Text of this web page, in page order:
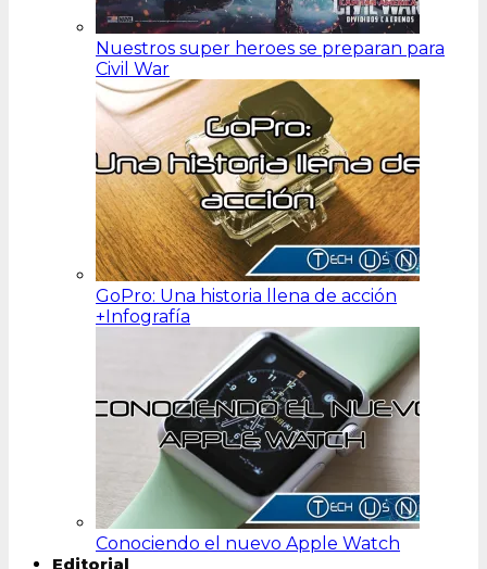
Nuestros super heroes se preparan para
Civil War
GoPro: Una historia llena de acción
+Infografía
Conociendo el nuevo Apple Watch
Editorial